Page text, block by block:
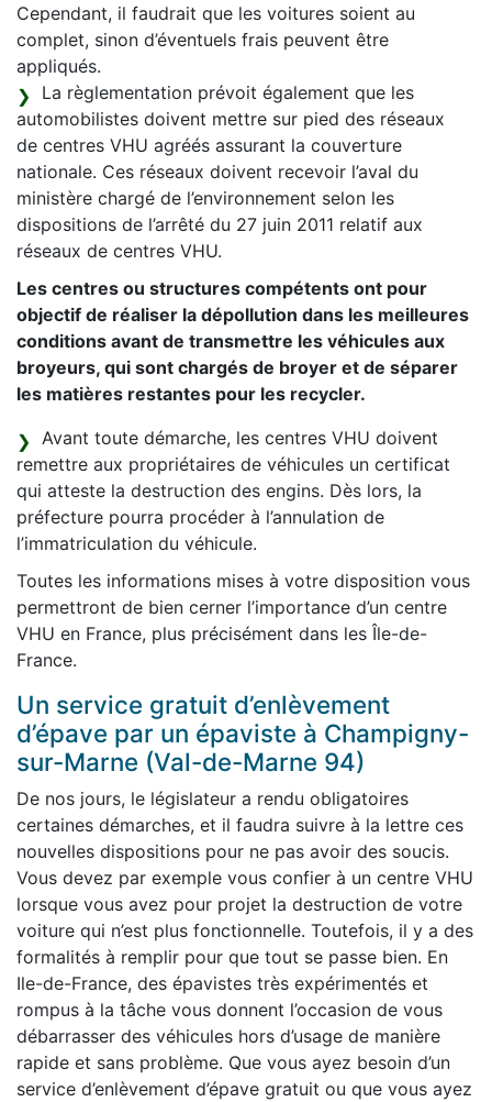
Cependant, il faudrait que les voitures soient au
complet, sinon d’éventuels frais peuvent être
appliqués.
La règlementation prévoit également que les
automobilistes doivent mettre sur pied des réseaux
de centres VHU agréés assurant la couverture
nationale. Ces réseaux doivent recevoir l’aval du
ministère chargé de l’environnement selon les
dispositions de l’arrêté du 27 juin 2011 relatif aux
réseaux de centres VHU.
Les centres ou structures compétents ont pour
objectif de réaliser la dépollution dans les meilleures
conditions avant de transmettre les véhicules aux
broyeurs, qui sont chargés de broyer et de séparer
les matières restantes pour les recycler.
Avant toute démarche, les centres VHU doivent
remettre aux propriétaires de véhicules un certificat
qui atteste la destruction des engins. Dès lors, la
préfecture pourra procéder à l’annulation de
l’immatriculation du véhicule.
Toutes les informations mises à votre disposition vous
permettront de bien cerner l’importance d’un centre
VHU en France, plus précisément dans les Île-de-
France.
Un service gratuit d’enlèvement
d’épave par un épaviste à Champigny-
sur-Marne (Val-de-Marne 94)
De nos jours, le législateur a rendu obligatoires
certaines démarches, et il faudra suivre à la lettre ces
nouvelles dispositions pour ne pas avoir des soucis.
Vous devez par exemple vous confier à un centre VHU
lorsque vous avez pour projet la destruction de votre
voiture qui n’est plus fonctionnelle. Toutefois, il y a des
formalités à remplir pour que tout se passe bien. En
Ile-de-France, des épavistes très expérimentés et
rompus à la tâche vous donnent l’occasion de vous
débarrasser des véhicules hors d’usage de manière
rapide et sans problème. Que vous ayez besoin d’un
service d’enlèvement d’épave gratuit ou que vous ayez